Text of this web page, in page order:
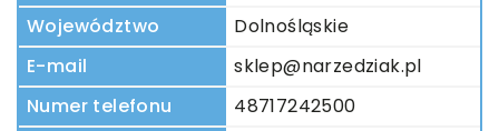
Województwo
Dolnośląskie
E-mail
sklep@narzedziak.pl
Numer telefonu
48717242500